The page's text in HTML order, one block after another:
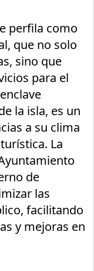
perfila como
que no solo
sino que
para el
la isla, es un
a su clima
La
de
las
facilitando
y mejoras en